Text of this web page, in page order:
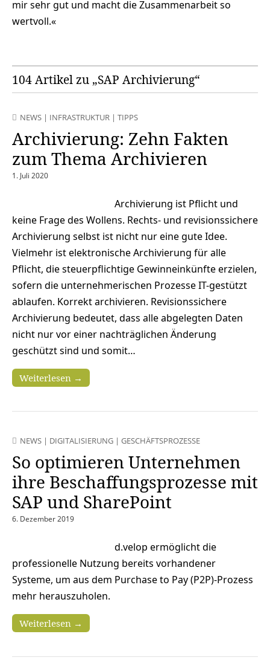
mir sehr gut und macht die Zusammenarbeit so
wertvoll.«
104 Artikel zu „SAP Archivierung“
NEWS | INFRASTRUKTUR | TIPPS
Archivierung: Zehn Fakten
zum Thema Archivieren
1. Juli 2020
Archivierung ist Pflicht und
keine Frage des Wollens. Rechts- und revisionssichere
Archivierung selbst ist nicht nur eine gute Idee.
Vielmehr ist elektronische Archivierung für alle
Pflicht, die steuerpflichtige Gewinneinkünfte erzielen,
sofern die unternehmerischen Prozesse IT-gestützt
ablaufen. Korrekt archivieren. Revisionssichere
Archivierung bedeutet, dass alle abgelegten Daten
nicht nur vor einer nachträglichen Änderung
geschützt sind und somit…
Weiterlesen →
NEWS | DIGITALISIERUNG | GESCHÄFTSPROZESSE
So optimieren Unternehmen
ihre Beschaffungsprozesse mit
SAP und SharePoint
6. Dezember 2019
d.velop ermöglicht die
professionelle Nutzung bereits vorhandener
Systeme, um aus dem Purchase to Pay (P2P)-Prozess
mehr herauszuholen.
Weiterlesen →